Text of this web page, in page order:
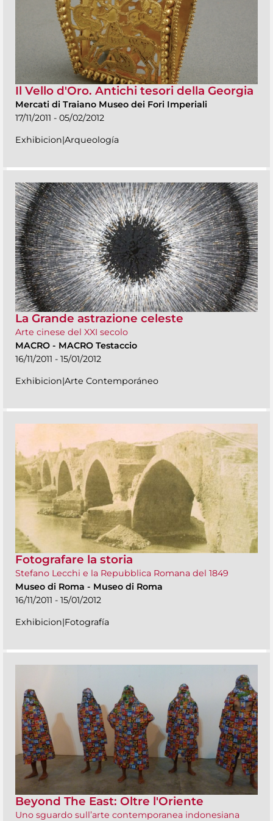
Il Vello d'Oro. Antichi tesori della Georgia
Mercati di Traiano Museo dei Fori Imperiali
17/11/2011 - 05/02/2012
Exhibicion|Arqueología
La Grande astrazione celeste
Arte cinese del XXI secolo
MACRO - MACRO Testaccio
16/11/2011 - 15/01/2012
Exhibicion|Arte Contemporáneo
Fotografare la storia
Stefano Lecchi e la Repubblica Romana del 1849
Museo di Roma - Museo di Roma
16/11/2011 - 15/01/2012
Exhibicion|Fotografía
Beyond The East: Oltre l'Oriente
Uno sguardo sull’arte contemporanea indonesiana